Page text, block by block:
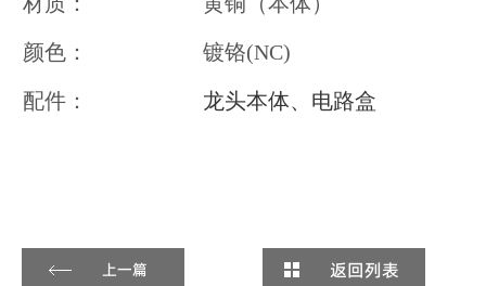
颜色： 镀铬(NC)
配件： 龙头本体、电路盒
上一篇 返回列表